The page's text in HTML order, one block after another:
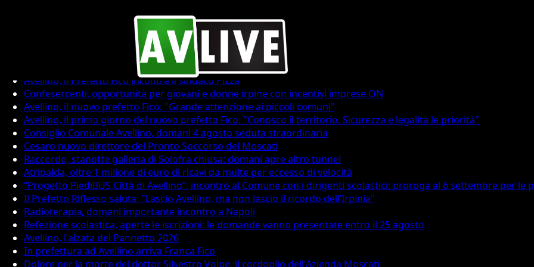
Avellino, il Prefetto Fico incontra il sindaco Pizza
Confesercenti, opportunità per giovani e donne irpine con incentivi imprese ON
Avellino, il nuovo prefetto Fico: "Grande attenzione ai piccoli comuni"
Avellino, il primo giorno del nuovo prefetto Fico: "Conosco il territorio. Sicurezza e legalità le priorità"
Consiglio Comunale Avellino, domani 4 agosto seduta straordinaria
Cesaro nuovo direttore del Pronto Soccorso del Moscati
Raccordo, stanotte galleria di Solofra chiusa: domani apre altro tunnel
Atripalda, oltre 1 milione di euro di ricavi da multe per eccesso di velocità
“Progetto PiediBUS Città di Avellino”, incontro al Comune con i dirigenti scolastici: proroga al 6 settembre per le
Il Prefetto Riflesso saluta: "Lascio Avellino, ma non lascio il ricordo dell’Irpinia"
Radioterapia, domani importante incontro a Napoli
Refezione scolastica, aperte le iscrizioni: le domande vanno presentate entro il 25 agosto
Avellino, l'alzata del Pannetto 2026
In prefettura ad Avellino arriva Franca Fico
Dolore per la morte del dottor Silvestro Volpe, il cordoglio dell'Azienda Moscati